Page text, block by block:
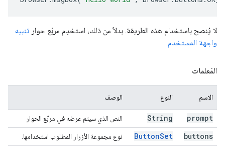
لا يُنصح باستخدام هذه الطريقة. بدلاً من ذلك، استخدِم مربّع حوار تنبيه
واجهة المستخدم.
المَعلمات
الاسم النوع الوصف
prompt
String النص الذي سيتم عرضه في مربّع الحوار
buttons
ButtonSet نوع مجموعة الأزرار المطلوب استخدامها.